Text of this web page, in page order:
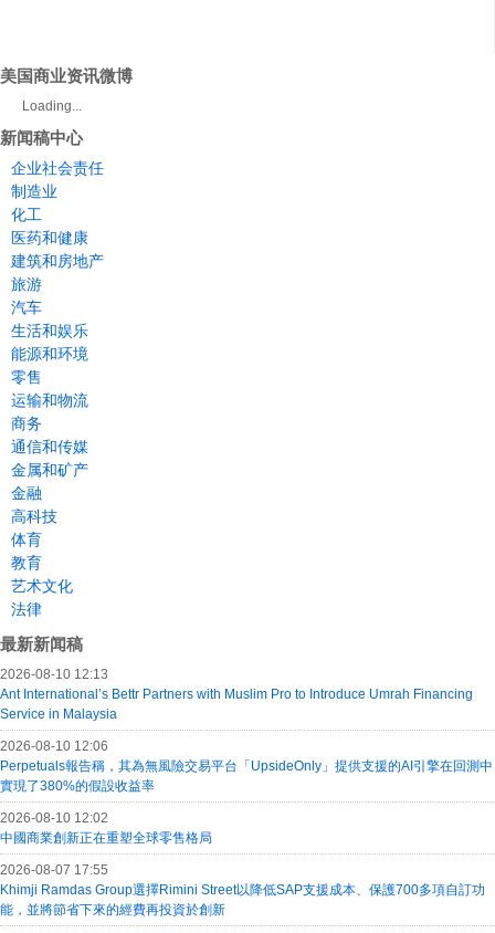
美国商业资讯微博
Loading...
新闻稿中心
企业社会责任
制造业
化工
医药和健康
建筑和房地产
旅游
汽车
生活和娱乐
能源和环境
零售
运输和物流
商务
通信和传媒
金属和矿产
金融
高科技
体育
教育
艺术文化
法律
最新新闻稿
2026-08-10 12:13
Ant International’s Bettr Partners with Muslim Pro to Introduce Umrah Financing
Service in Malaysia
2026-08-10 12:06
Perpetuals報告稱，其為無風險交易平台「UpsideOnly」提供支援的AI引擎在回測中
實現了380%的假設收益率
2026-08-10 12:02
中國商業創新正在重塑全球零售格局
2026-08-07 17:55
Khimji Ramdas Group選擇Rimini Street以降低SAP支援成本、保護700多項自訂功
能，並將節省下來的經費再投資於創新